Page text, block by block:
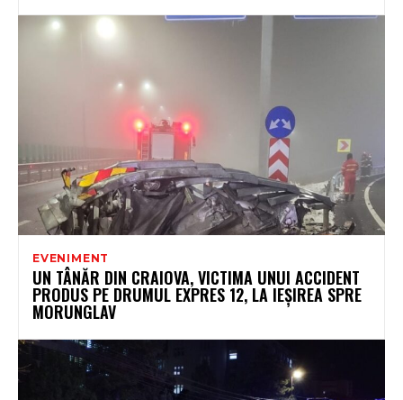
EVENIMENT
UN TÂNĂR DIN CRAIOVA, VICTIMA UNUI ACCIDENT
PRODUS PE DRUMUL EXPRES 12, LA IEȘIREA SPRE
MORUNGLAV